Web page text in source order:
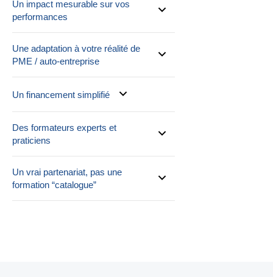
Un impact mesurable sur vos
performances
Une adaptation à votre réalité de
PME / auto-entreprise
Un financement simplifié
Des formateurs experts et
praticiens
Un vrai partenariat, pas une
formation “catalogue”